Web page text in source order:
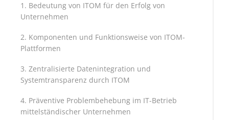
Bedeutung von ITOM für den Erfolg von
Unternehmen
Komponenten und Funktionsweise von ITOM-
Plattformen
Zentralisierte Datenintegration und
Systemtransparenz durch ITOM
Präventive Problembehebung im IT-Betrieb
mittelständischer Unternehmen